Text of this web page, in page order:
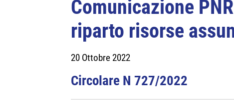
Comunicazione
riparto risorse
20 Ottobre 2022
Circolare N 727/2022